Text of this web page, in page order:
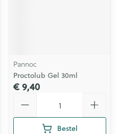
Pannoc
Proctolub Gel 30ml
€ 9,40
Bestel